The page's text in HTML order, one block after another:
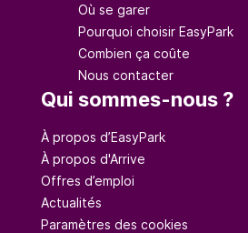
Où se garer
Pourquoi choisir EasyPark
Combien ça coûte
Nous contacter
Qui sommes-nous ?
À propos d’EasyPark
À propos d'Arrive
Offres d’emploi
Actualités
Paramètres des cookies